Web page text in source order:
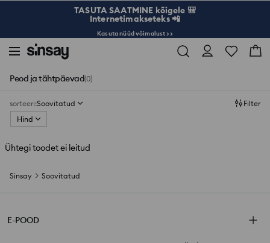
TASUTA SAATMINE kõigele 🎒
Internetimakseteks 📲
Kasuta nüüd võimalust >>
Peod ja tähtpäevad(0)
sorteeri:Soovitatud
Filter
Hind
Ühtegi toodet ei leitud
Sinsay Soovitatud
E-POOD